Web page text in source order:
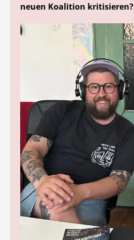
neuen Koalition kritisieren?